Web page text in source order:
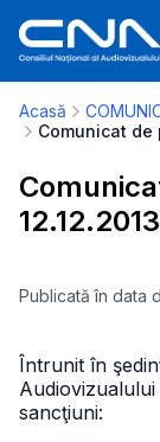
Acasă
Publicată în data
Întrunit în
sancţiuni: